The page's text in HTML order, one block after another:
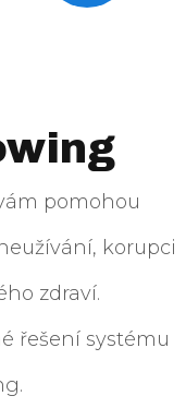
pomohou
korupci
zdraví.
řešení systému